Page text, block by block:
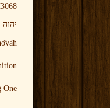
יהוה
vah